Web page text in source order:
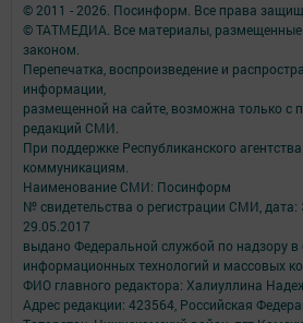
© 2011 - 2026. Посинформ. Все права
© ТАТМЕДИА. Все материалы,
законом.
Перепечатка, воспроизведение и
информации,
размещенной на сайте, возможна только с
редакций СМИ.
При поддержке Республиканского
коммуникациям.
Наименование СМИ: Посинформ
№ свидетельства о регистрации СМИ,
29.05.2017
выдано Федеральной службой по надзору в
информационных технологий и массовых
ФИО главного редактора: Халиуллина
Адрес редакции: 423564, Российская